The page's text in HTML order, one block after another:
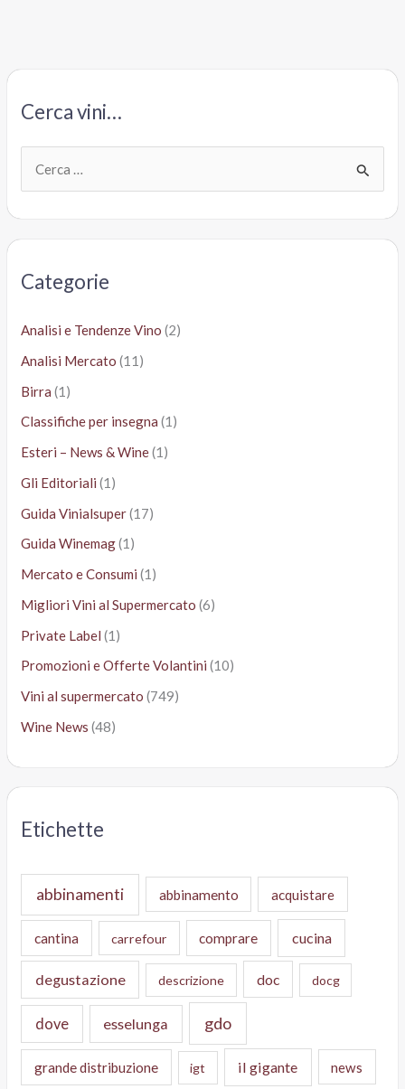
del
Cerca vini…
Categorie
Analisi e Tendenze Vino (2)
Analisi Mercato (11)
Birra (1)
Classifiche per insegna (1)
Esteri – News & Wine(1)
Gli Editoriali (1)
Guida Vinialsuper(17)
Guida Winemag(1)
Mercato e Consumi (1)
Migliori Vini al Supermercato (6)
Private Label (1)
Promozioni e Offerte Volantini (10)
Vini al supermercato (749)
Wine News (48)
Etichette
abbinamenti abbinamento acquistare
cantina carrefour comprare cucina
degustazione descrizione doc docg
dove esselunga gdo
grande distribuzione igt il gigante news